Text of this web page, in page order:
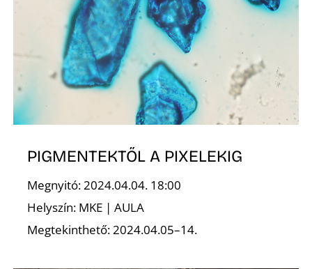
PIGMENTEKTŐL A PIXELEKIG
Megnyitó: 2024.04.04. 18:00
Helyszín: MKE | AULA
Megtekinthető: 2024.04.05–14.